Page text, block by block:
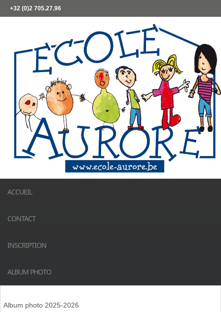
+32 (0)2 705.27.96
ACCUEIL
CONTACT
INSCRIPTION
ALBUM PHOTO
Album photo 2025-2026